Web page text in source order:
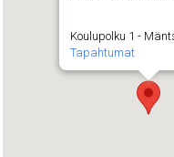
Koulupolku 1 -
Tapahtumat